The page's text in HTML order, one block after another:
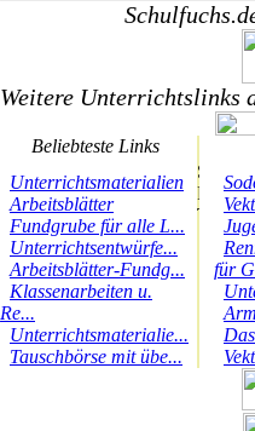
Weitere Unterrichtslinks
Beliebteste Links
Unterrichtsmaterialien
Arbeitsblätter
Fundgrube für alle L...
Unterrichtsentwürfe...
Arbeitsblätter-Fundg...
Klassenarbeiten u.
Re...
Unterrichtsmaterialie...
Tauschbörse mit übe...
für